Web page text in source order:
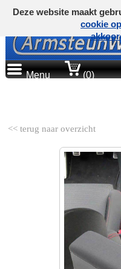
Menu (0)
<< terug naar overzicht
Deze website maakt
cookie